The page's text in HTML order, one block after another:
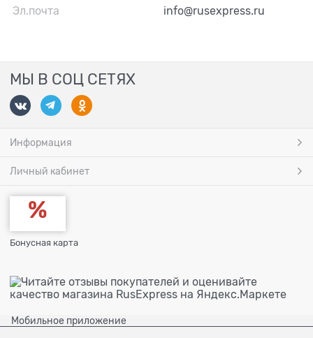
Эл.почта info@rusexpress.ru
МЫ В СОЦ СЕТЯХ
Информация
Личный кабинет
Бонусная карта
Мобильное приложение